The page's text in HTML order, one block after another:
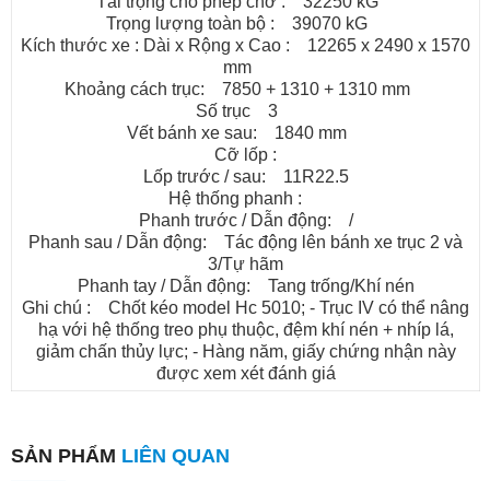
Trọng lượng toàn bộ : 39070 kG
Kích thước xe : Dài x Rộng x Cao : 12265 x 2490 x 1570
mm
Khoảng cách trục: 7850 + 1310 + 1310 mm
Số trục 3
Vết bánh xe sau: 1840 mm
Cỡ lốp :
Lốp trước / sau: 11R22.5
Hệ thống phanh :
Phanh trước / Dẫn động: /
Phanh sau / Dẫn động: Tác động lên bánh xe trục 2 và
3/Tự hãm
Phanh tay / Dẫn động: Tang trống/Khí nén
Ghi chú : Chốt kéo model Hc 5010; - Trục IV có thể nâng
hạ với hệ thống treo phụ thuộc, đệm khí nén + nhíp lá,
giảm chấn thủy lực; - Hàng năm, giấy chứng nhận này
được xem xét đánh giá
SẢN PHẨM LIÊN QUAN